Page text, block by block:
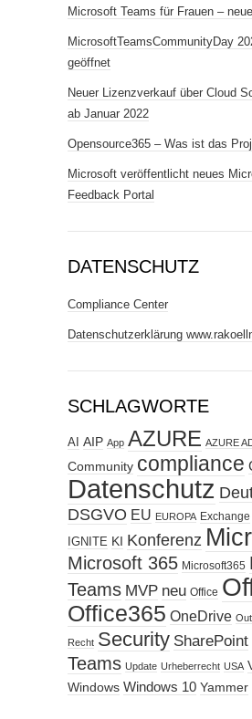
Microsoft Teams für Frauen –
MicrosoftTeamsCommunityDay
geöffnet
Neuer Lizenzverkauf über Cloud
ab Januar 2022
Opensource365 – Was ist das
Microsoft veröffentlicht neues
Feedback Portal
DATENSCHUTZ
Compliance Center
Datenschutzerklärung
SCHLAGWORTE
AI AIP App AZURE AZURE
Community compliance
Datenschutz
DSGVO EU EUROPA Exchange
IGNITE KI Konferenz
Microsoft 365 Microsoft365
Teams MVP neu Office
Office365 OneDrive
Recht Security SharePoint
Teams Update Urheberrecht USA
Windows Windows 10 Yammer